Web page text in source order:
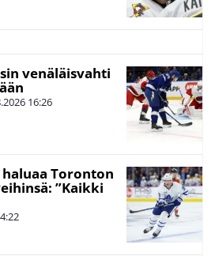
venäläisvahti
16:26
haluaa Toronton
”Kaikki